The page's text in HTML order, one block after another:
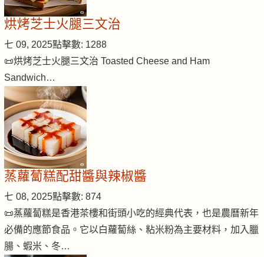
烘烤芝士火腿三文治
七 09, 2025點擊數: 1288
📜烘烤芝士火腿三文治 Toasted Cheese and Ham
Sandwich…
蒸蘿蔔糕配甜醬與辣椒醬
七 08, 2025點擊數: 874
📜蒸蘿蔔糕是香港茶樓和街頭小吃的經典代表，也是農曆新年
必備的應節食品。它以白蘿蔔絲、粘米粉為主要材料，加入臘
腸、蝦米、冬…